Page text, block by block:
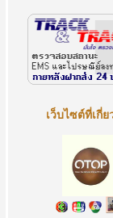
เว็บไซต์ที่เกี่ย